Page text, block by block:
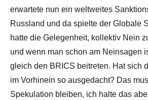
erwartete nun ein weltweites
Russland und da spielte der Globale
hatte die Gelegenheit, kollektiv Nein
und wenn man schon am Neinsagen
gleich den BRICS beitreten. Hat sich
im Vorhinein so ausgedacht? Das
Spekulation bleiben, ich halte das